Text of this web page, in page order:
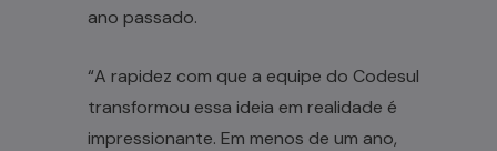
ano passado.
“A rapidez com que a equipe do Codesul
transformou essa ideia em realidade é
impressionante. Em menos de um ano,